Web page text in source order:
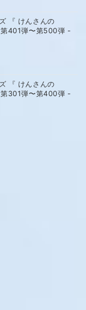
『 けんさんの
401弾〜第500弾 -
『 けんさんの
301弾〜第400弾 -